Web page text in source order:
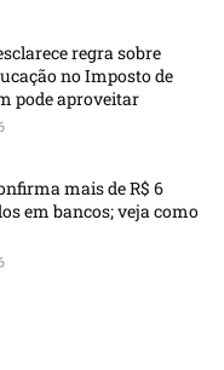
regra sobre
no Imposto de
pode aproveitar
mais de R$ 6
em bancos; veja como